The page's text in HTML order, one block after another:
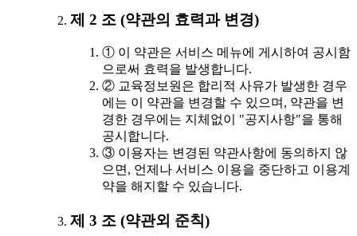
제 2 조 (약관의 효력과 변경)
① 이 약관은 서비스 메뉴에 게시하여 공시함
으로써 효력을 발생합니다.
② 교육정보원은 합리적 사유가 발생한 경우
에는 이 약관을 변경할 수 있으며, 약관을 변
경한 경우에는 지체없이 "공지사항"을 통해
공시합니다.
③ 이용자는 변경된 약관사항에 동의하지 않
으면, 언제나 서비스 이용을 중단하고 이용계
약을 해지할 수 있습니다.
제 3 조 (약관외 준칙)